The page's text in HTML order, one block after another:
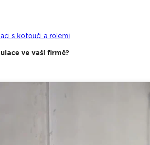
s kotouči a rolemi
ve vaší firmě?